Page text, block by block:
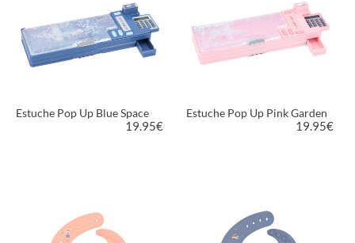
Estuche Pop Up Blue Space
19.95€
Estuche Pop Up Pink Garden
19.95€